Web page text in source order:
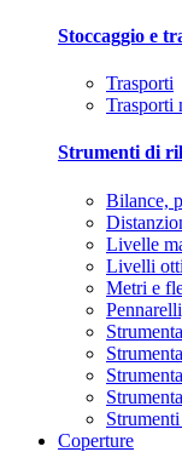
Stoccaggio e
Trasporti
Trasporti
Strumenti di
Bilance,
Livelle
Livelli
Metri e
Coperture